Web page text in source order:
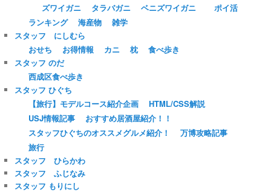
ズワイガニ
タラバガニ ベニズワイガニ
ポイ活
ランキング
海産物
雑学
スタッフ にしむら
おせち
お得情報 カニ 枕
食べ歩き
スタッフ のだ
西成区食べ歩き
スタッフ ひぐち
【旅行】モデルコース紹介企画
HTML/CSS解説
USJ情報記事
おすすめ居酒屋紹介！！
スタッフひぐちのオススメグルメ紹介！
万博攻略記事
旅行
スタッフ ひらかわ
スタッフ ふじなみ
スタッフ もりにし